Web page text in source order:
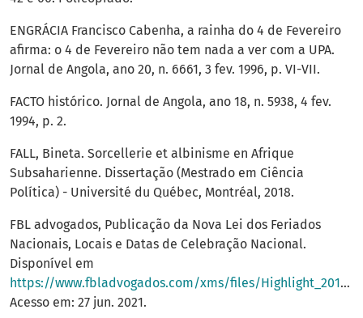
ENGRÁCIA Francisco Cabenha, a rainha do 4 de Fevereiro
afirma: o 4 de Fevereiro não tem nada a ver com a UPA.
Jornal de Angola, ano 20, n. 6661, 3 fev. 1996, p. VI-VII.
FACTO histórico. Jornal de Angola, ano 18, n. 5938, 4 fev.
1994, p. 2.
FALL, Bineta. Sorcellerie et albinisme en Afrique
Subsaharienne. Dissertação (Mestrado em Ciência
Política) - Université du Québec, Montréal, 2018.
FBL advogados, Publicação da Nova Lei dos Feriados
Nacionais, Locais e Datas de Celebração Nacional.
Disponível em
https://www.fbladvogados.com/xms/files/Highlight_2018_PT_Lei_dos_feriados_nacionais__clientes_So_de_leitura.pdf
Acesso em: 27 jun. 2021.